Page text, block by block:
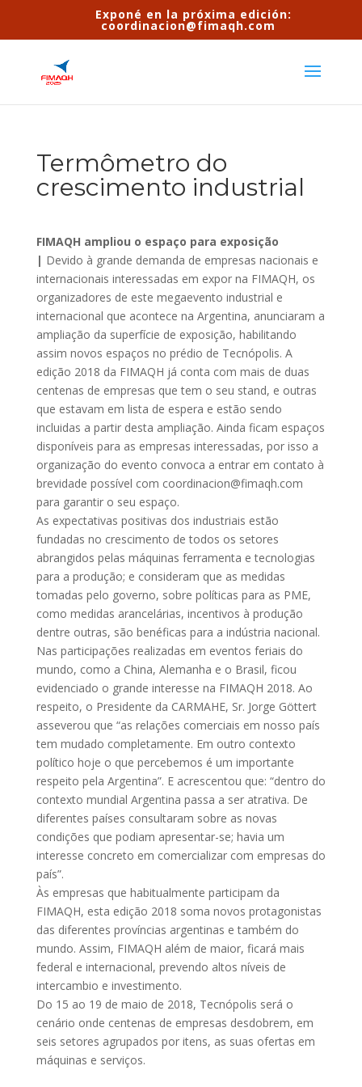
Exponé en la próxima edición:
coordinacion@fimaqh.com
Termômetro do
crescimento industrial
FIMAQH ampliou o espaço para exposição
| Devido à grande demanda de empresas nacionais e
internacionais interessadas em expor na FIMAQH, os
organizadores de este megaevento industrial e
internacional que acontece na Argentina, anunciaram a
ampliação da superfície de exposição, habilitando
assim novos espaços no prédio de Tecnópolis. A
edição 2018 da FIMAQH já conta com mais de duas
centenas de empresas que tem o seu stand, e outras
que estavam em lista de espera e estão sendo
incluidas a partir desta ampliação. Ainda ficam espaços
disponíveis para as empresas interessadas, por isso a
organização do evento convoca a entrar em contato à
brevidade possível com coordinacion@fimaqh.com
para garantir o seu espaço.
As expectativas positivas dos industriais estão
fundadas no crescimento de todos os setores
abrangidos pelas máquinas ferramenta e tecnologias
para a produção; e consideram que as medidas
tomadas pelo governo, sobre políticas para as PME,
como medidas arancelárias, incentivos à produção
dentre outras, são benéficas para a indústria nacional.
Nas participações realizadas em eventos feriais do
mundo, como a China, Alemanha e o Brasil, ficou
evidenciado o grande interesse na FIMAQH 2018. Ao
respeito, o Presidente da CARMAHE, Sr. Jorge Göttert
asseverou que “as relações comerciais em nosso país
tem mudado completamente. Em outro contexto
político hoje o que percebemos é um importante
respeito pela Argentina”. E acrescentou que: “dentro do
contexto mundial Argentina passa a ser atrativa. De
diferentes países consultaram sobre as novas
condições que podiam apresentar-se; havia um
interesse concreto em comercializar com empresas do
país”.
Às empresas que habitualmente participam da
FIMAQH, esta edição 2018 soma novos protagonistas
das diferentes províncias argentinas e também do
mundo. Assim, FIMAQH além de maior, ficará mais
federal e internacional, prevendo altos níveis de
intercambio e investimento.
Do 15 ao 19 de maio de 2018, Tecnópolis será o
cenário onde centenas de empresas desdobrem, em
seis setores agrupados por itens, as suas ofertas em
máquinas e serviços.